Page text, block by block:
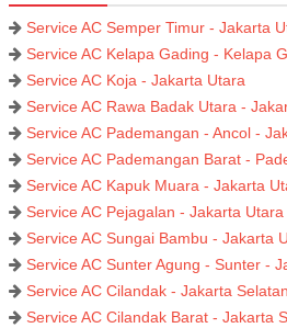
Service AC Semper Timur - Jakarta
Service AC Kelapa Gading - Kelapa
Service AC Koja - Jakarta Utara
Service AC Rawa Badak Utara -
Service AC Pademangan - Ancol -
Service AC Pademangan Barat -
Service AC Kapuk Muara - Jakarta
Service AC Pejagalan - Jakarta Utara
Service AC Sungai Bambu - Jakarta
Service AC Sunter Agung - Sunter -
Service AC Cilandak - Jakarta Selatan
Service AC Cilandak Barat - Jakarta